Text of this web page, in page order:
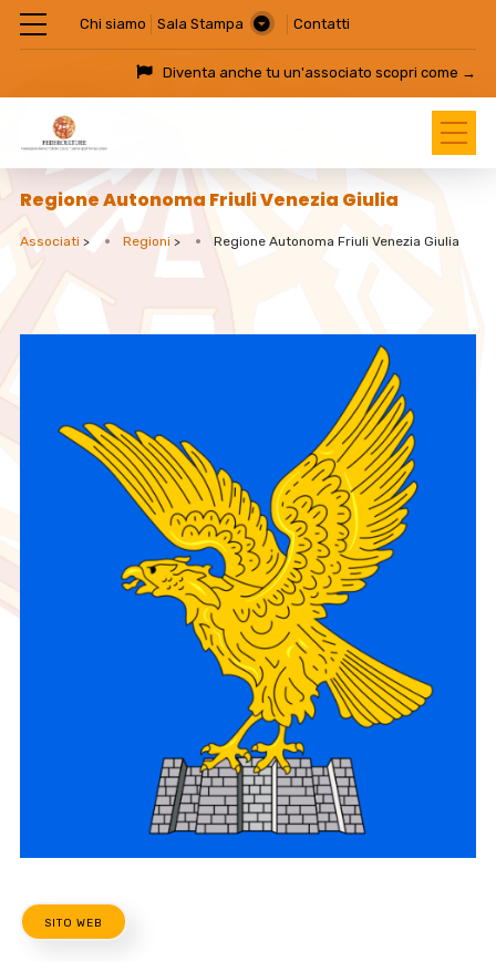
Chi siamo Sala Stampa Contatti
Diventa anche tu un'associatoscopri come →
Regione Autonoma Friuli Venezia Giulia
Associati > Regioni > Regione Autonoma Friuli Venezia Giulia
SITO WEB